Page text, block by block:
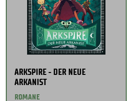
ARKSPIRE - DER NEUE
ARKANIST
ROMANE